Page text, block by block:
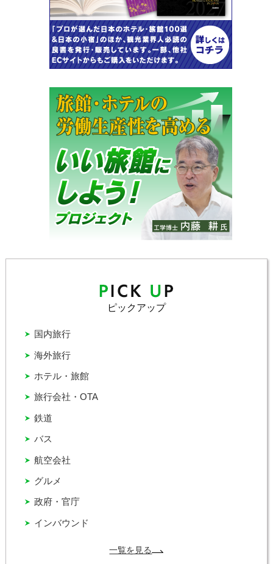
ピックアップ
インバウンド
グルメ
バス
ホテル・旅館
国内旅行
政府・官庁
旅行会社・OTA
海外旅行
航空会社
鉄道
一覧を見る